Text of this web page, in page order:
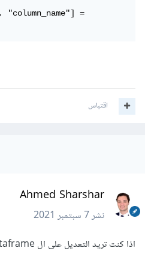
=
اقتباس
Ahmed Sharshar
نشر7 سبتمبر 2021